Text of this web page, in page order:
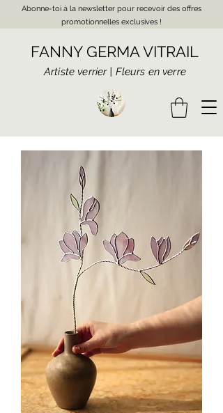
FANNY GERMA VITRAIL
Artiste verrier | Fleurs en verre
Abonne-toi à la newsletter pour recevoir des offres
promotionnelles exclusives !